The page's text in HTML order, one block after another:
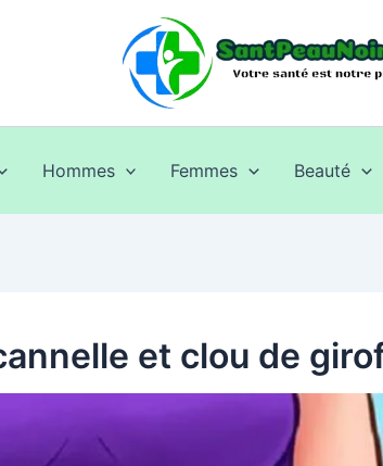
Hommes Femmes Beauté
et clou de